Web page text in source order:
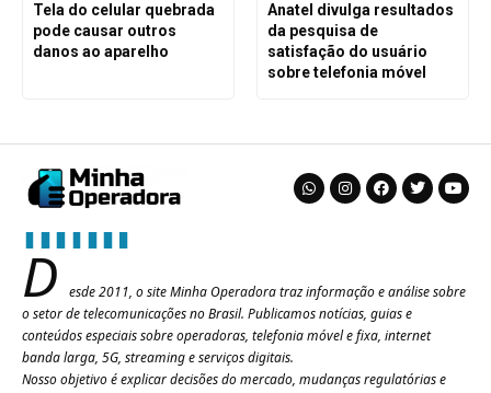
Tela do celular quebrada
pode causar outros
danos ao aparelho
Anatel divulga resultados
da pesquisa de
satisfação do usuário
sobre telefonia móvel
D
esde 2011, o site Minha Operadora traz informação e análise sobre
o setor de telecomunicações no Brasil. Publicamos notícias, guias e
conteúdos especiais sobre operadoras, telefonia móvel e fixa, internet
banda larga, 5G, streaming e serviços digitais.
Nosso objetivo é explicar decisões do mercado, mudanças regulatórias e